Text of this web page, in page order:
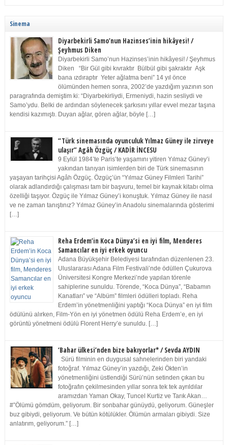
Sinema
Diyarbekirli Samo’nun Hazinses’inin hikâyesi! /
Şeyhmus Diken
Diyarbekirli Samo’nun Hazinses’inin hikâyesi! / Şeyhmus
Diken “Bir Gül gibi kıvraktır Bülbül gibi şakraktır Aşk
bana ızdıraptır Yeter ağlatma beni” 14 yıl önce
ölümünden hemen sonra, 2002’de yazdığım yazının son
paragrafında demiştim ki: “Diyarbekirliydi, Ermeniydi, hazin sesliydi ve
Samo’ydu. Belki de ardından söylenecek şarkısını yıllar evvel mezar taşına
kendisi kazımıştı. Duyan ağlar, gören ağlar, böyle […]
“Türk sinemasında oyunculuk Yılmaz Güney ile zirveye
ulaşır” Agâh Özgüç / KADİR İNCESU
9 Eylül 1984’te Paris’te yaşamını yitiren Yılmaz Güney’i
yakından tanıyan isimlerden biri de Türk sinemasının
yaşayan tarihçisi Agâh Özgüç. Özgüç’ün “Yılmaz Güney Filmleri Tarihi”
olarak adlandırdığı çalışması tam bir başvuru, temel bir kaynak kitabı olma
özelliği taşıyor. Özgüç ile Yılmaz Güney’i konuştuk. Yılmaz Güney ile nasıl
ve ne zaman tanıştınız? Yılmaz Güney’in Anadolu sinemalarında gösterimi
[…]
Reha Erdem’in Koca Dünya’si en iyi film, Menderes
Samancılar en iyi erkek oyuncu
Adana Büyükşehir Belediyesi tarafından düzenlenen 23.
Uluslararası Adana Film Festivali’nde ödüllen Çukurova
Üniversitesi Kongre Merkezi’nde yapılan törenle
sahiplerine sunuldu. Törende, “Koca Dünya”, “Babamın
Kanatları” ve “Albüm” filmleri ödülleri topladı. Reha
Erdem’in yönetmenliğini yaptığı “Koca Dünya” en iyi film
ödülünü alırken, Film-Yön en iyi yönetmen ödülü Reha Erdem’e, en iyi
görüntü yönetmeni ödülü Florent Herry’e sunuldu. […]
‘Bahar ülkesi’nden bize bakıyorlar* / Sevda AYDIN
Sürü filminin en duygusal sahnelerinden biri yandaki
fotoğraf. Yılmaz Güney’in yazdığı, Zeki Ökten’in
yönetmenliğini üstlendiği Sürü’nün setinden çıkan bu
fotoğrafın çekilmesinden yıllar sonra tek tek ayrıldılar
aramızdan Yaman Okay, Tuncel Kurtiz ve Tarık Akan…
#”Ölümü gömdüm, geliyorum. Bir sonbahar günüydü, geliyorum. Güneşler
buz gibiydi, geliyorum. Ve bütün kötülükler. Ölümün armaları gibiydi. Size
anlatırım, geliyorum.” […]